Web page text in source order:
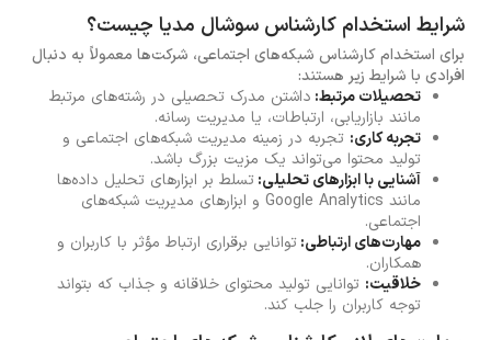
شرایط استخدام کارشناس سوشال مدیا چیست؟
برای استخدام کارشناس شبکه‌های اجتماعی، شرکت‌ها معمولاً به دنبال
افرادی با شرایط زیر هستند:
تحصیلات مرتبط: داشتن مدرک تحصیلی در رشته‌های مرتبط
مانند بازاریابی، ارتباطات، یا مدیریت رسانه.
تجربه کاری: تجربه در زمینه مدیریت شبکه‌های اجتماعی و
تولید محتوا می‌تواند یک مزیت بزرگ باشد.
آشنایی با ابزارهای تحلیلی:تسلط بر ابزارهای تحلیل داده‌ها
مانند Google Analytics و ابزارهای مدیریت شبکه‌های
اجتماعی.
مهارت‌های ارتباطی:توانایی برقراری ارتباط مؤثر با کاربران و
همکاران.
خلاقیت: توانایی تولید محتوای خلاقانه و جذاب که بتواند
توجه کاربران را جلب کند.